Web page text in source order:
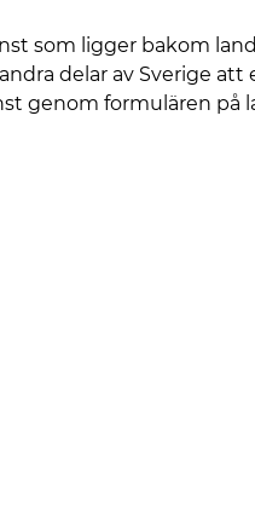
som ligger bakom
delar av Sverige
genom formulären på